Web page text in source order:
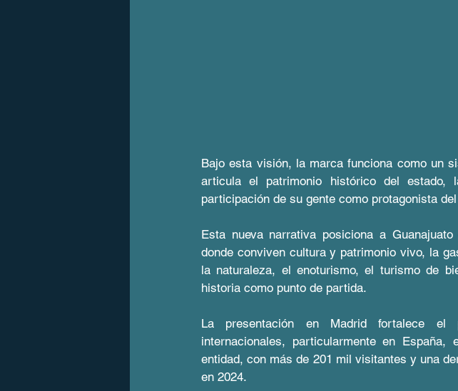
Bajo esta visión, la marca funciona como un
articula el patrimonio histórico del
participación de su gente como protagonista
Esta nueva narrativa posiciona a
donde conviven cultura y patrimonio vivo, la
la naturaleza, el enoturismo, el turismo de
historia como punto de partida.
La presentación en Madrid fortalece el
internacionales, particularmente en
entidad, con más de 201 mil visitantes y una
en 2024.